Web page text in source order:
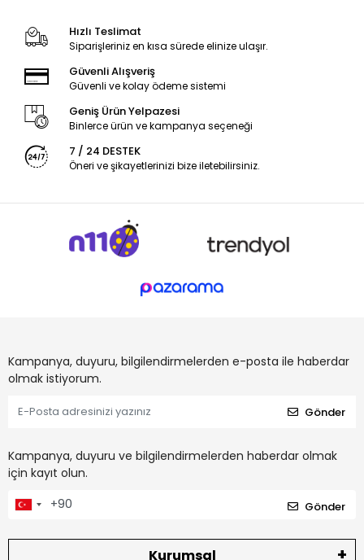
Hızlı Teslimat
Siparişleriniz en kısa sürede elinize ulaşır.
Güvenli Alışveriş
Güvenli ve kolay ödeme sistemi
Geniş Ürün Yelpazesi
Binlerce ürün ve kampanya seçeneği
7 / 24 DESTEK
Öneri ve şikayetlerinizi bize iletebilirsiniz.
Kampanya, duyuru, bilgilendirmelerden e-posta ile haberdar
olmak istiyorum.
Gönder
Kampanya, duyuru ve bilgilendirmelerden haberdar olmak
için kayıt olun.
Gönder
Kurumsal